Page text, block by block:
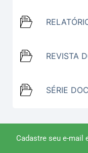
REVISTA
SÉRIE
Cadastre seu e-mail